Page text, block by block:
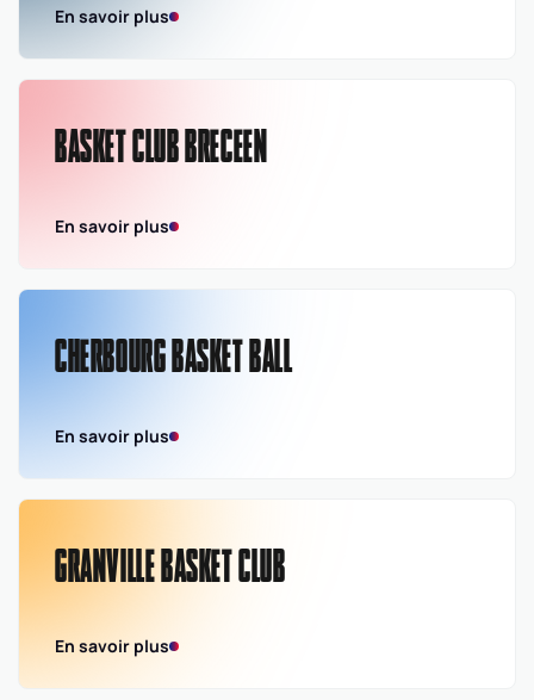
En savoir plus
BASKET CLUB BRECEEN
En savoir plus
CHERBOURG BASKET BALL
En savoir plus
GRANVILLE BASKET CLUB
En savoir plus